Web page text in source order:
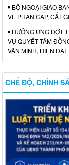
BỘ NGOẠI GIAO
VỀ PHÂN CẤP, CẮT
HƯỞNG ỨNG ĐỢT
VỤ QUYẾT TÂM
VĂN MINH, HIỆN ĐẠI
CHẾ ĐỘ, CHÍNH